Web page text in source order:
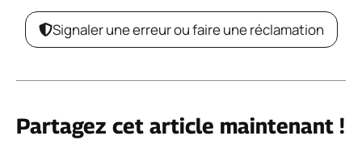
Signaler une erreur ou faire une réclamation
Partagez cet article maintenant !